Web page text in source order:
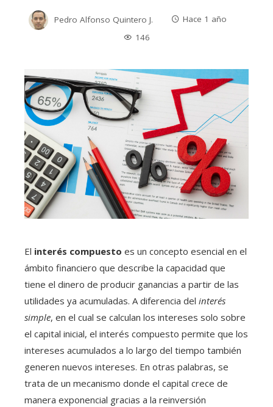
Pedro Alfonso Quintero J.
Hace 1 año
146
El interés compuesto es un concepto esencial en el
ámbito financiero que describe la capacidad que
tiene el dinero de producir ganancias a partir de las
utilidades ya acumuladas. A diferencia del interés
simple, en el cual se calculan los intereses solo sobre
el capital inicial, el interés compuesto permite que los
intereses acumulados a lo largo del tiempo también
generen nuevos intereses. En otras palabras, se
trata de un mecanismo donde el capital crece de
manera exponencial gracias a la reinversión